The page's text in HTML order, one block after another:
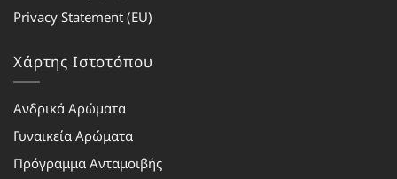
Privacy Statement (EU)
Χάρτης Ιστοτόπου
Ανδρικά Αρώματα
Γυναικεία Αρώματα
Πρόγραμμα Ανταμοιβής